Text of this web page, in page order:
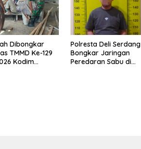
Dibongkar
TMMD Ke-129
Kodim
Polresta Deli Serdang
Bongkar Jaringan
Peredaran Sabu di